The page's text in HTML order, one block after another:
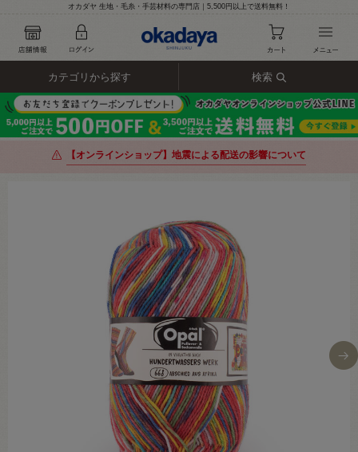
オカダヤ 生地・毛糸・手芸材料の専門店｜5,500円以上で送料無料！
カテゴリから探す 検索
【オンラインショップ】地震による配送の影響について